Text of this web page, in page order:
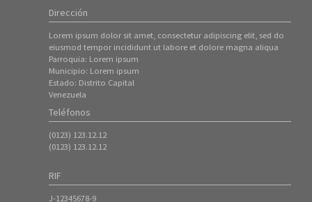
Dirección
Lorem ipsum dolor sit amet, consectetur adipiscing elit, sed do
eiusmod tempor incididunt ut labore et dolore magna aliqua
Parroquia: Lorem ipsum
Municipio: Lorem ipsum
Estado: Distrito Capital
Venezuela
Teléfonos
(0123) 123.12.12
(0123) 123.12.12
RIF
J-12345678-9